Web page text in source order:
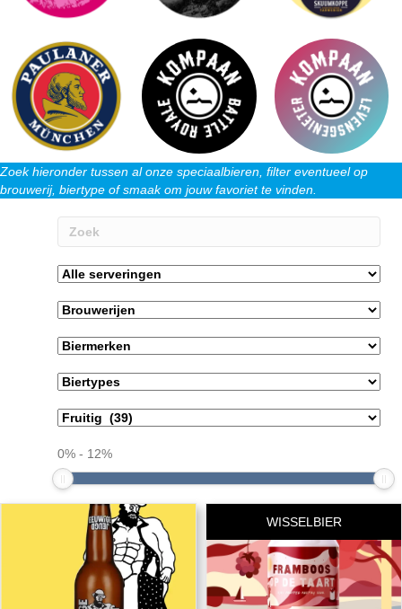
Zoek hieronder tussen al onze speciaalbieren, filter eventueel op
brouwerij, biertype of smaak om jouw favoriet te vinden.
0% - 12%
WISSELBIER